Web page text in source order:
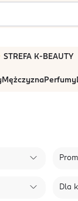
K-BEAUTY
MężczyznaPerfumy
Dla